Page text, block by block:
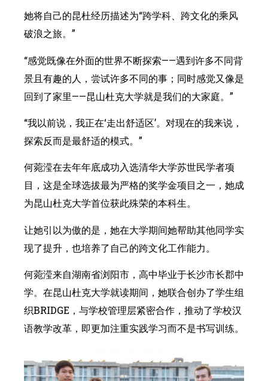
她将自己的昆杜经历描述为“跨学科、跨文化的乘风
破浪之旅。”
“感觉既像在外面的世界不断探索——遇到许多不同背
景且有趣的人，尝试许多不同的事；同时感觉又像是
回到了家里——昆山杜克大学就是我们的大家庭。”
“我以前说，我正在‘走出舒适区’。对现在的我来说，
探索反而是最舒适的模式。”
何菀滢在去年年底成功入选清华大学苏世民学者项
目，这是全球选拔最为严格的奖学金项目之一，她成
为昆山杜克大学首位获此殊荣的本科生。
让她引以为傲的是，她在大学期间她帮助其他同学实
现了提升，也培养了自己的跨文化工作能力。
何菀滢来自湖南省浏阳市，高中毕业于长沙市长郡中
学。在昆山杜克大学就读期间，她联合创办了学生组
织BRIDGE，与学校管理层紧密合作，推动了学校汉
语教学改革，即更加注重实践学习而不是书写训练。